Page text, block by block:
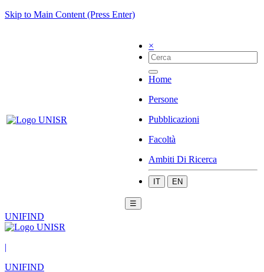
Skip to Main Content (Press Enter)
×
Home
Persone
Pubblicazioni
Facoltà
Ambiti Di Ricerca
IT EN
☰
UNIFIND
|
UNIFIND